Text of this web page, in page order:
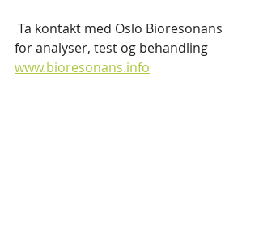
Ta kontakt med Oslo Bioresonans
for analyser, test og behandling
www.bioresonans.info